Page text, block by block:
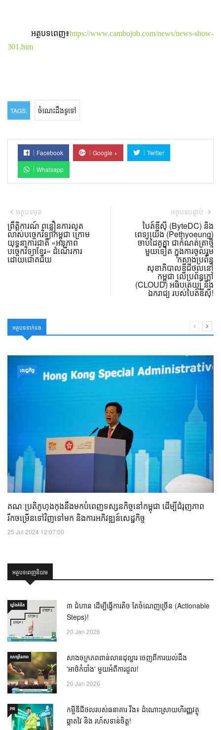
អត្ថបទពេញ៖https://www.cambojob.com/news/news-show-
301.htm
TAGS: ចំណេះដឹងទូទៅ
Facebook Google +
Twitter
Whatsapp
អត្ថបទមុន
ព្រឹត្តិការណ៍ ពន្លឿនការលូត
លាស់បច្ចេកវិទ្យាកម្ពុជា ក្រោម
យុទ្ធនាការជាតិ «អនុភាព
បច្ចេកវិទ្យាខ្មែរ» ដំណើរការ
ដោយជោគជ័យ
អត្ថបទបន្ទាប់
បៃត៍ឌីស៊ី (ByteDC) និង
ពេទ្យយើង (Pethyoeung)
ចាប់ដៃគូគ្នា ជាកំណត់ត្រាថ្មី
មួយទៀត ក្នុងការចូលរួម
កសាងប្រព័ន្ធ
សុខាភិបាលឌីជីថល​នៅ
កម្ពុជា លើប្រព័ន្ធក្លៅ
(CLOUD) អធិបតេយ្យ និង
ឯករាជ្យ របស់បៃត៍ឌីស៊ី!
អត្ថបទទាក់ទង
សេដ្ឋកិច្ច
គណៈប្រតិភូហុងកុងនឹងមកបំពេញទស្សនកិច្ចនៅកម្ពុជា ដើម្បីជំរុញភាព
រីកចម្រើនទៅវិញទៅមក និងការអភិវឌ្ឍន៍សេដ្ឋកិច្ច
25 Jul 2024 12:07:00
អត្ថបទពេញនិយម
ឃ្លាំង​គំនិត
៣ ជំហាន ដើម្បីធ្វើការតិច តែចំណេញច្រើន (Actionable
Steps)!
20 Jan 2026
សហគ្រិនភាព
សាងចក្រភពពាន់លានដុល្លារ ចេញពីការយល់ដឹង
'អាថ៌កំបាំង' មួយអំពីការដួល!
20 Jan 2026
PR
កម្ចីឌីជីថលរបស់ធនាគារ វីង៖ ដំណោះស្រាយហិរញ្ញវត្ថុ
ឆ្លាតវៃ និង រហ័សទាន់ចិត្ត!